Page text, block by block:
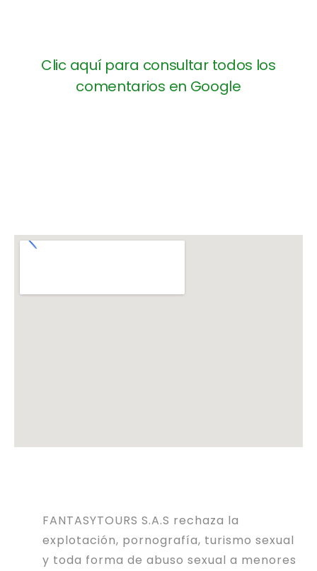
Clic aquí para consultar todos los
comentarios en Google
FANTASYTOURS S.A.S rechaza la
explotación, pornografía, turismo sexual
y toda forma de abuso sexual a menores